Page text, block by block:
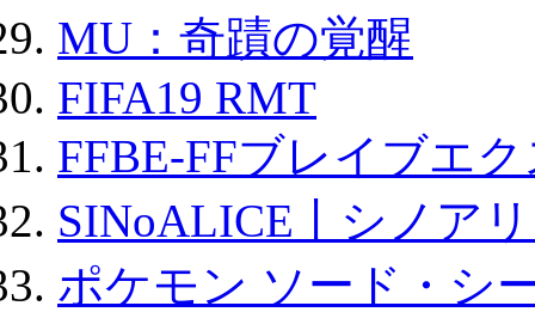
MU：奇蹟の覚醒
FIFA19 RMT
FFBE-FFブレイブエ
SINoALICE丨シノア
ポケモン ソード・シ